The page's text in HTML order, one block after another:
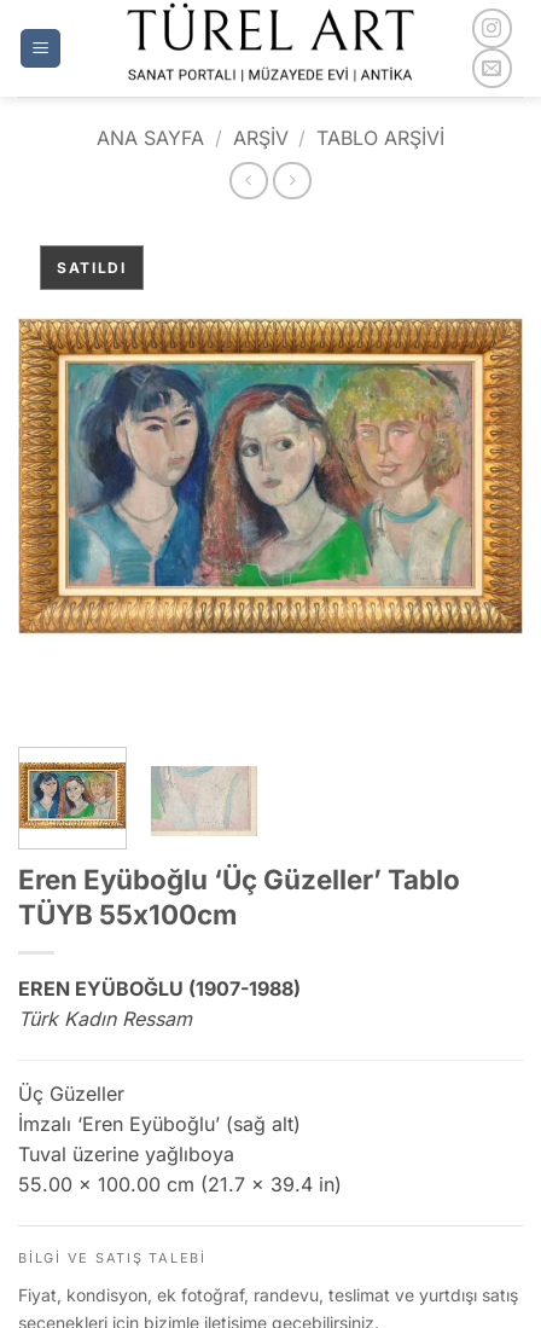
ANA SAYFA / ARŞİV / TABLO ARŞIVI
Eren Eyüboğlu ‘Üç Güzeller’ Tablo
TÜYB 55x100cm
EREN EYÜBOĞLU (1907-1988)
Türk Kadın Ressam
Üç Güzeller
İmzalı ‘Eren Eyüboğlu’ (sağ alt)
Tuval üzerine yağlıboya
55.00 x 100.00 cm (21.7 x 39.4 in)
BILGI VE SATIŞ TALEBI
Fiyat, kondisyon, ek fotoğraf, randevu, teslimat ve yurtdışı satış
seçenekleri için bizimle iletişime geçebilirsiniz.